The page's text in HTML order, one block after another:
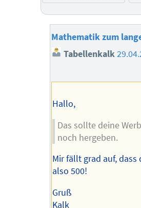
Mathematik zum
Tabellenkalk
Hallo,
Das sollte deine
noch hergeben.
Mir fällt grad auf, dass
also 500!
Gruß
Kalk